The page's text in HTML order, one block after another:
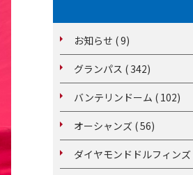
お知らせ ( 9)
グランパス ( 342)
バンテリンドーム ( 102)
オーシャンズ ( 56)
ダイヤモンドドルフィン